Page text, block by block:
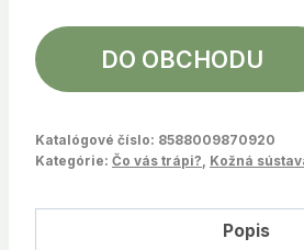
DO OBCHODU
Katalógové číslo: 8588009870920
Kategórie: Čo vás trápi? Kožná
Popis